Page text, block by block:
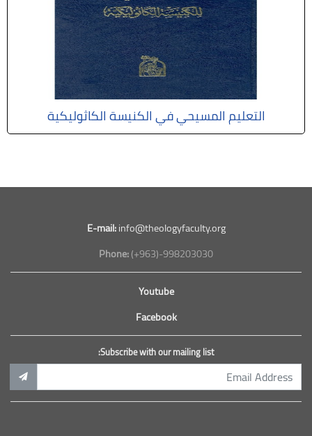
التعليم المسيحي في الكنيسة الكاثوليكية
E-mail:info@theologyfaculty.org
Phone:(+963)-998203030
Youtube
Facebook
Subscribe with our mailing list: